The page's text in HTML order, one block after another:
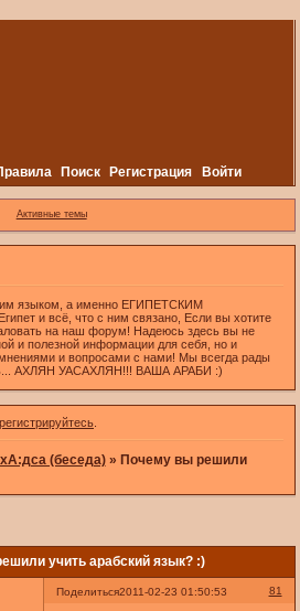
Поиск Регистрация Войти
Активные темы
языком, а именно ЕГИПЕТСКИМ
и всё, что с ним связано, Если вы хотите
на наш форум! Надеюсь здесь вы не
и полезной информации для себя, но и
и вопросами с нами! Мы всегда рады
АХЛЯН УАСАХЛЯН!!! ВАША АРАБИ :)
.
(беседа) » Почему вы решили
учить арабский язык? :)
Поделиться 81
2011-02-23 01:50:53